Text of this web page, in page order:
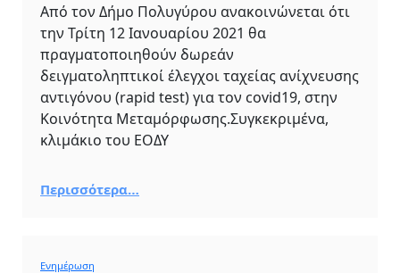
Από τον Δήμο Πολυγύρου ανακοινώνεται ότι
την Τρίτη 12 Ιανουαρίου 2021 θα
πραγματοποιηθούν δωρεάν
δειγματοληπτικοί έλεγχοι ταχείας ανίχνευσης
αντιγόνου (rapid test) για τον covid19, στην
Κοινότητα Μεταμόρφωσης.Συγκεκριμένα,
κλιμάκιο του ΕΟΔΥ
Περισσότερα…
Ενημέρωση